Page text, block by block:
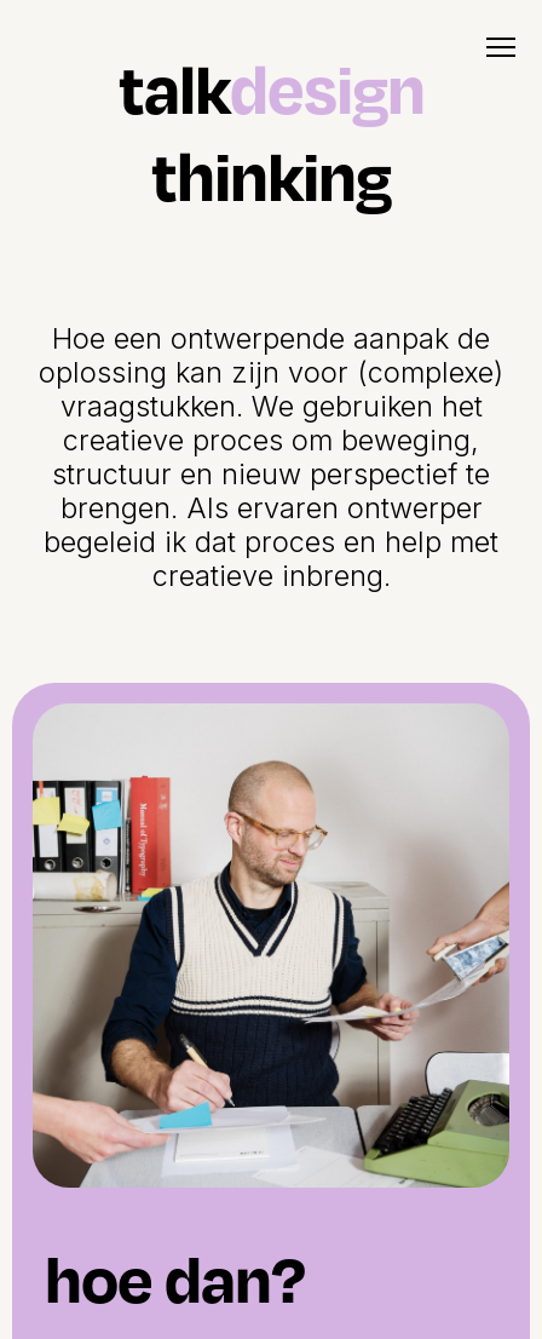
talkdesign
thinking
Hoe een ontwerpende aanpak de
oplossing kan zijn voor (complexe)
vraagstukken. We gebruiken het
creatieve proces om beweging,
structuur en nieuw perspectief te
brengen. Als ervaren ontwerper
begeleid ik dat proces en help met
creatieve inbreng.
hoe dan?